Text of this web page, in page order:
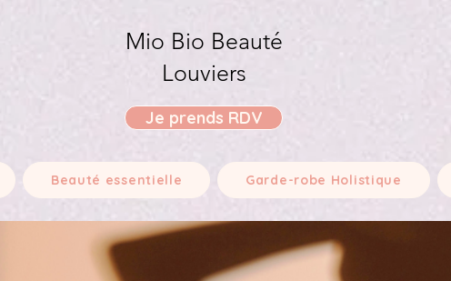
Mio Bio Beauté
Louviers
Je prends RDV
Beauté essentielle Garde-robe Holistique